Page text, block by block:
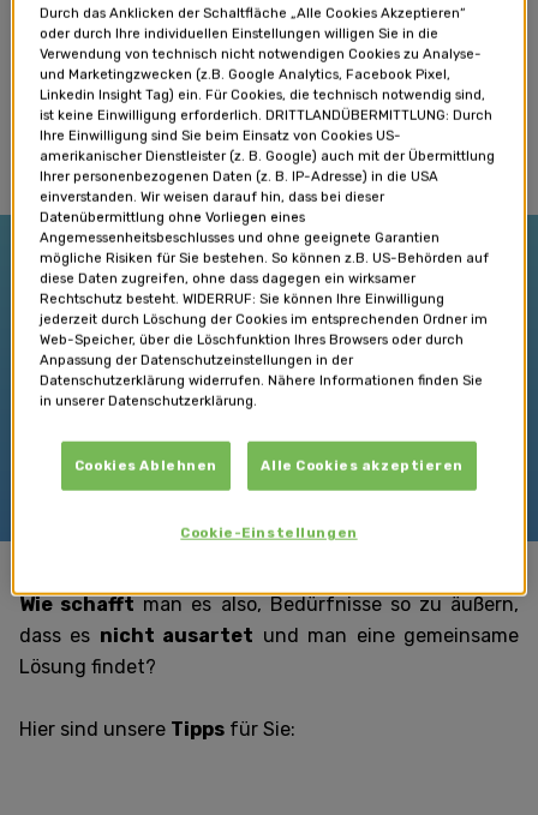
ist: Es istwichtigundgut, sich gegenseitig zu
sagen, was manbrauchtund wie man sichfühlt
Und es ist auch wichtig, die Dinge im Streit
miteinander auszudiskutieren. Denn so können
gutegemeinsame Lösungengefunden werden.
Kennen Sie eine Familie, in der nie gestritten
wird?
Wie schafftman es also, Bedürfnisse so zu äußern,
dass es nicht ausartet und man eine gemeinsame
Lösung findet?
Hier sind unsere Tipps für Sie:
Durch das Anklicken der Schaltfläche „Alle Cookies Akzeptieren“
oder durch Ihre individuellen Einstellungen willigen Sie in die
Verwendung von technisch nicht notwendigen Cookies zu Analyse-
und Marketingzwecken (z.B. Google Analytics, Facebook Pixel,
Linkedin Insight Tag) ein. Für Cookies, die technisch notwendig sind,
ist keine Einwilligung erforderlich. DRITTLANDÜBERMITTLUNG: Durch
Ihre Einwilligung sind Sie beim Einsatz von Cookies US-
amerikanischer Dienstleister (z. B. Google) auch mit der Übermittlung
Ihrer personenbezogenen Daten (z. B. IP-Adresse) in die USA
einverstanden. Wir weisen darauf hin, dass bei dieser
Datenübermittlung ohne Vorliegen eines
Angemessenheitsbeschlusses und ohne geeignete Garantien
mögliche Risiken für Sie bestehen. So können z.B. US-Behörden auf
diese Daten zugreifen, ohne dass dagegen ein wirksamer
Rechtschutz besteht. WIDERRUF: Sie können Ihre Einwilligung
jederzeit durch Löschung der Cookies im entsprechenden Ordner im
Web-Speicher, über die Löschfunktion Ihres Browsers oder durch
Anpassung der Datenschutzeinstellungen in der
Datenschutzerklärung widerrufen. Nähere Informationen finden Sie
in unserer Datenschutzerklärung.
Cookies Ablehnen Alle Cookies akzeptieren
Cookie-Einstellungen